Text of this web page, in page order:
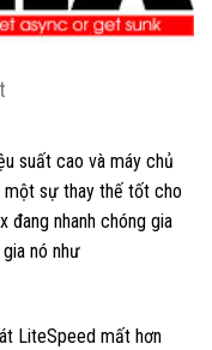
suất cao và máy chủ
sự thay thế tốt cho
đang nhanh chóng gia
nó như
LiteSpeed ​​mất hơn